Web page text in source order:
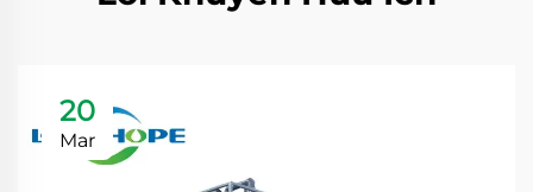
20
Mar